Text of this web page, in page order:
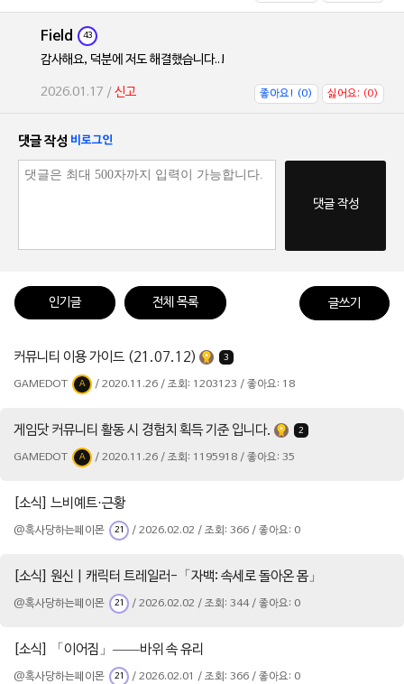
Field 43
감사해요, 덕분에 저도 해결했습니다..!
2026.01.17 / 신고 좋아요! (0) 싫어요; (0)
댓글 작성 비로그인
댓글 작성
인기글 전체 목록 글쓰기
커뮤니티 이용 가이드 (21.07.12) 3
GAMEDOT A / 2020.11.26 / 조회: 1203123 / 좋아요: 18
게임닷 커뮤니티 활동 시 경험치 획득 기준 입니다. 2
GAMEDOT A / 2020.11.26 / 조회: 1195918 / 좋아요: 35
[소식] 느비예트·근황
@혹사당하는페이몬 21 / 2026.02.02 / 조회: 366 / 좋아요: 0
[소식] 원신 | 캐릭터 트레일러-「자백: 속세로 돌아온 몸」
@혹사당하는페이몬 21 / 2026.02.02 / 조회: 344 / 좋아요: 0
[소식] 「이어짐」——바위 속 유리
@혹사당하는페이몬 21 / 2026.02.01 / 조회: 366 / 좋아요: 0